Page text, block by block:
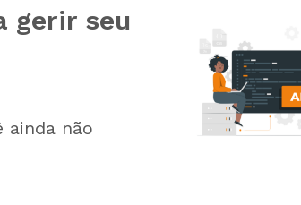
gerir seu
ainda não